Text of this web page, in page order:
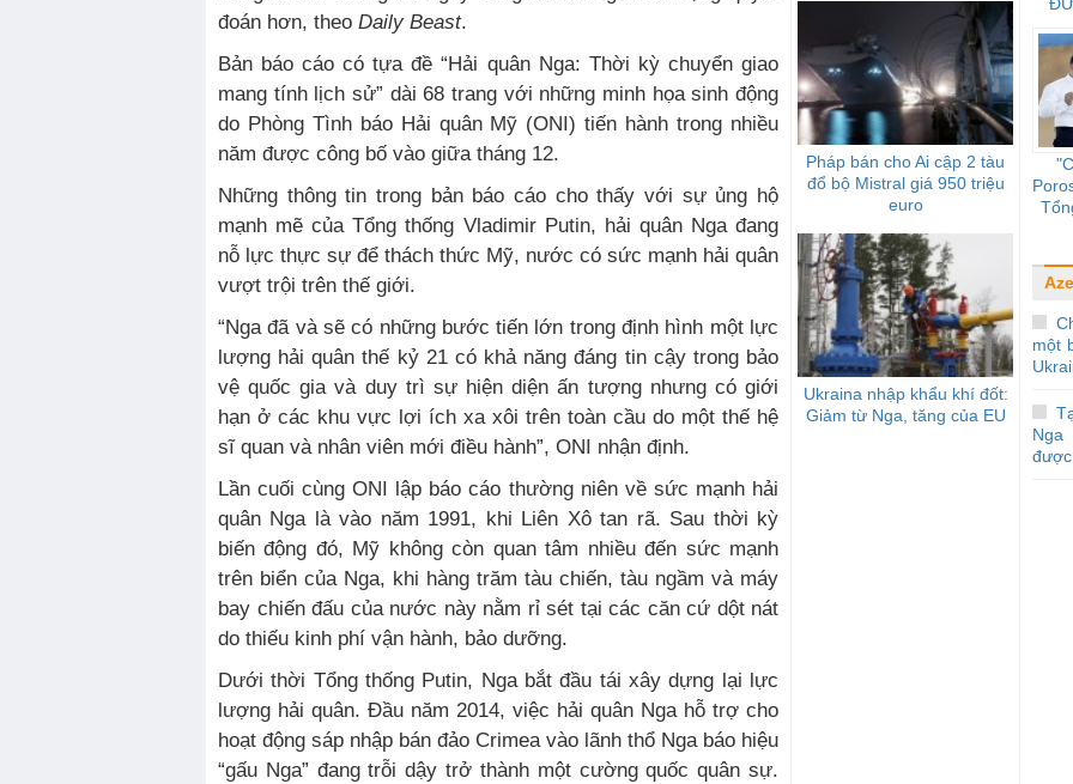
đoán hơn, theo Daily Beast.
Bản báo cáo có tựa đề “Hải quân Nga: Thời kỳ chuyển giao
mang tính lịch sử” dài 68 trang với những minh họa sinh động
do Phòng Tình báo Hải quân Mỹ (ONI) tiến hành trong nhiều
năm được công bố vào giữa tháng 12.
Những thông tin trong bản báo cáo cho thấy với sự ủng hộ
mạnh mẽ của Tổng thống Vladimir Putin, hải quân Nga đang
nỗ lực thực sự để thách thức Mỹ, nước có sức mạnh hải quân
vượt trội trên thế giới.
“Nga đã và sẽ có những bước tiến lớn trong định hình một lực
lượng hải quân thế kỷ 21 có khả năng đáng tin cậy trong bảo
vệ quốc gia và duy trì sự hiện diện ấn tượng nhưng có giới
hạn ở các khu vực lợi ích xa xôi trên toàn cầu do một thế hệ
sĩ quan và nhân viên mới điều hành”, ONI nhận định.
Lần cuối cùng ONI lập báo cáo thường niên về sức mạnh hải
quân Nga là vào năm 1991, khi Liên Xô tan rã. Sau thời kỳ
biến động đó, Mỹ không còn quan tâm nhiều đến sức mạnh
trên biển của Nga, khi hàng trăm tàu chiến, tàu ngầm và máy
bay chiến đấu của nước này nằm rỉ sét tại các căn cứ dột nát
do thiếu kinh phí vận hành, bảo dưỡng.
Dưới thời Tổng thống Putin, Nga bắt đầu tái xây dựng lại lực
lượng hải quân. Đầu năm 2014, việc hải quân Nga hỗ trợ cho
hoạt động sáp nhập bán đảo Crimea vào lãnh thổ Nga báo hiệu
“gấu Nga” đang trỗi dậy trở thành một cường quốc quân sự.
Pháp bán cho Ai cập 2 tàu
đổ bộ Mistral giá 950 triệu
euro
Ukraina nhập khẩu khí đốt:
Giảm từ Nga, tăng của EU
một
Nga